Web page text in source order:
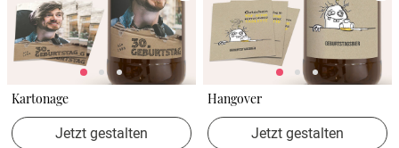
Kartonage
Jetzt gestalten
Hangover
Jetzt gestalten